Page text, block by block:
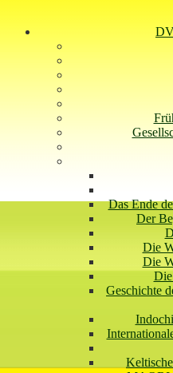
Das Ende
Der
Die
Die
Geschichte